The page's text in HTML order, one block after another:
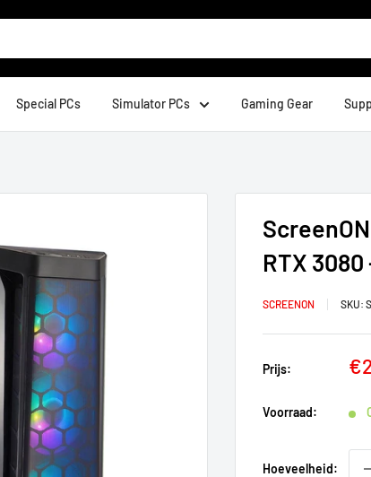
Special PCs Simulator PCs Gaming Gear
RTX 3080
SCREENON SKU:
Prijs:
Voorraad:
Hoeveelheid: